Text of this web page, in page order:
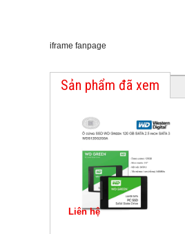
iframe fanpage
Sản phẩm đã xem
Liên hệ